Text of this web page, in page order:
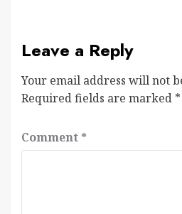
Leave a Reply
Your email address will not
Required fields are marked *
Comment *